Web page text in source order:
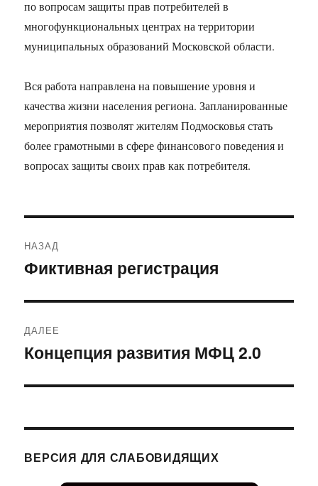
по вопросам защиты прав потребителей в
многофункциональных центрах на территории
муниципальных образований Московской области.
Вся работа направлена на повышение уровня и
качества жизни населения региона. Запланированные
мероприятия позволят жителям Подмосковья стать
более грамотными в сфере финансового поведения и
вопросах защиты своих прав как потребителя.
по
НАЗАД
Предыдущая
Фиктивная регистрация
ДАЛЕЕ
Следующая
Концепция развития МФЦ 2.0
ВЕРСИЯ ДЛЯ СЛАБОВИДЯЩИХ